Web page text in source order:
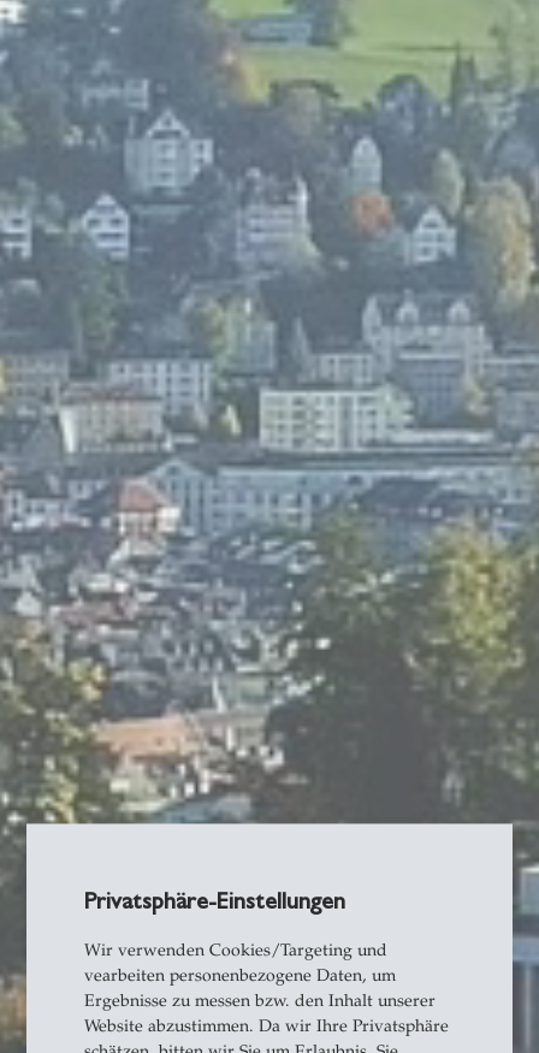
Privatsphäre-Einstellungen
Wir verwenden Cookies/Targeting und
vearbeiten personenbezogene Daten, um
Ergebnisse zu messen bzw. den Inhalt unserer
Website abzustimmen. Da wir Ihre Privatsphäre